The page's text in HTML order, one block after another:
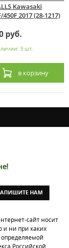
Kawasaki
450F 2017 (28-1217)
руб.
3 шт.
в корзину
НАМ
сайт носит
ни при каких
Российской